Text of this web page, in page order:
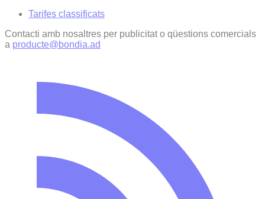
Tarifes classificats
Contacti amb nosaltres per publicitat o qüestions comercials
a producte@bondia.ad